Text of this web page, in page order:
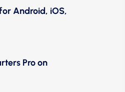
Android, iOS,
Pro on